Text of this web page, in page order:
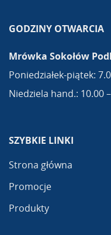
GODZINY OTWARCIA
Mrówka Sokołów
Poniedziałek-piątek:
Niedziela hand.: 10.00
SZYBKIE LINKI
Strona główna
Promocje
Produkty